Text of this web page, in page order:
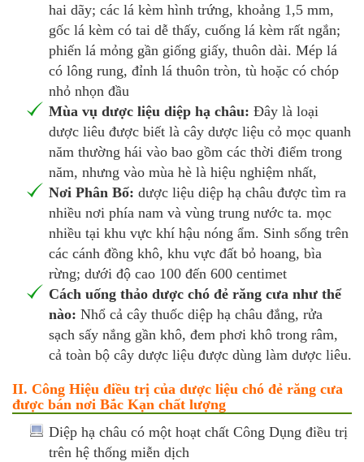
hai dãy; các lá kèm hình trứng, khoảng 1,5 mm,
gốc lá kèm có tai dễ thấy, cuống lá kèm rất ngắn;
phiến lá mỏng gần giống giấy, thuôn dài. Mép lá
có lông rung, đỉnh lá thuôn tròn, tù hoặc có chóp
nhỏ nhọn đầu
Mùa vụ dược liệu diệp hạ châu: Đây là loại
dược liêu được biết là cây dược liệu cỏ mọc quanh
năm thường hái vào bao gồm các thời điểm trong
năm, nhưng vào mùa hè là hiệu nghiệm nhất,
Nơi Phân Bố: dược liệu diệp hạ châu được tìm ra
nhiều nơi phía nam và vùng trung nước ta. mọc
nhiều tại khu vực khí hậu nóng ẩm. Sinh sống trên
các cánh đồng khô, khu vực đất bỏ hoang, bìa
rừng; dưới độ cao 100 đến 600 centimet
Cách uống thảo dược chó đẻ răng cưa như thể
nào: Nhổ cả cây thuốc diệp hạ châu đắng, rửa
sạch sấy nắng gần khô, đem phơi khô trong râm,
cả toàn bộ cây dược liệu được dùng làm dược liêu.
II. Công Hiệu điều trị của dược liệu chó đẻ răng cưa
được bán nơi Bắc Kạn chất lượng
Diệp hạ châu có một hoạt chất Công Dụng điều trị
trên hệ thống miễn dịch